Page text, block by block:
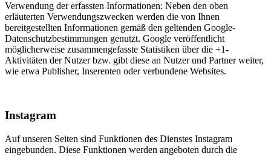
Verwendung der erfassten Informationen: Neben den oben
erläuterten Verwendungszwecken werden die von Ihnen
bereitgestellten Informationen gemäß den geltenden Google-
Datenschutzbestimmungen genutzt. Google veröffentlicht
möglicherweise zusammengefasste Statistiken über die +1-
Aktivitäten der Nutzer bzw. gibt diese an Nutzer und Partner weiter,
wie etwa Publisher, Inserenten oder verbundene Websites.
Instagram
Auf unseren Seiten sind Funktionen des Dienstes Instagram
eingebunden. Diese Funktionen werden angeboten durch die